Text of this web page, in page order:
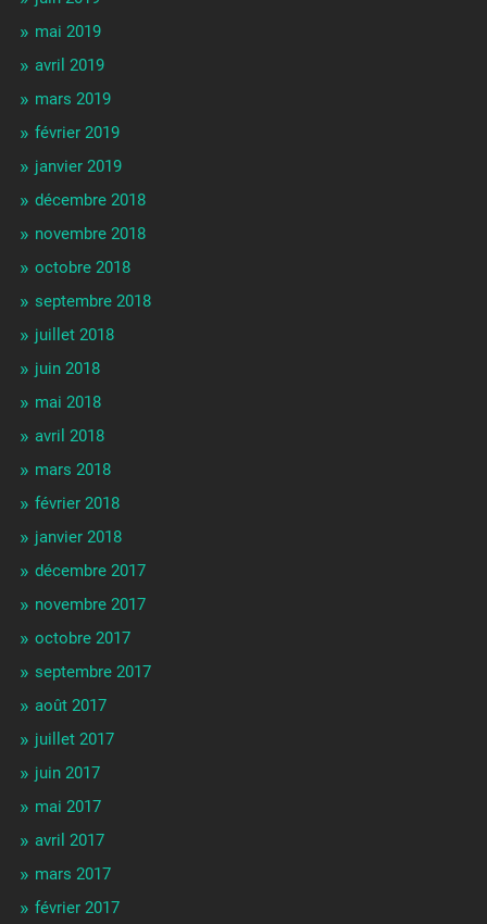
mai 2019
avril 2019
mars 2019
février 2019
janvier 2019
décembre 2018
novembre 2018
octobre 2018
septembre 2018
juillet 2018
juin 2018
mai 2018
avril 2018
mars 2018
février 2018
janvier 2018
décembre 2017
novembre 2017
octobre 2017
septembre 2017
août 2017
juillet 2017
juin 2017
mai 2017
avril 2017
mars 2017
février 2017